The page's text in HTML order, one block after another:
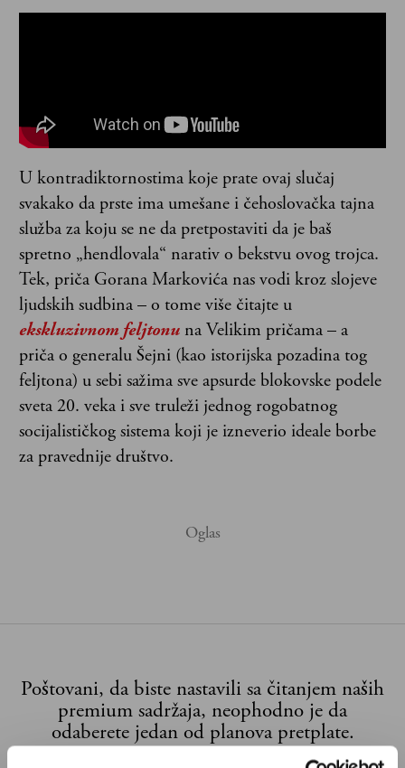
U kontradiktornostima koje prate ovaj slučaj
svakako da prste ima umešane i čehoslovačka tajna
služba za koju se ne da pretpostaviti da je baš
spretno „hendlovala“ narativ o bekstvu ovog trojca.
Tek, priča Gorana Markovića nas vodi kroz slojeve
ljudskih sudbina – o tome više čitajte u
ekskluzivnom feljtonu na Velikim pričama – a
priča o generalu Šejni (kao istorijska pozadina tog
feljtona) u sebi sažima sve apsurde blokovske podele
sveta 20. veka i sve truleži jednog rogobatnog
socijalističkog sistema koji je izneverio ideale borbe
za pravednije društvo.
Poštovani, da biste nastavili sa čitanjem naših
premium sadržaja, neophodno je da
odaberete jedan od planova pretplate.